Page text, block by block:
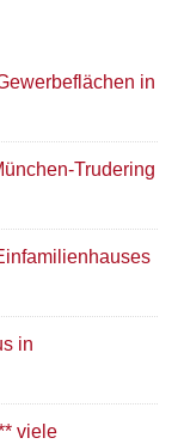
in
Trudering
in
viele